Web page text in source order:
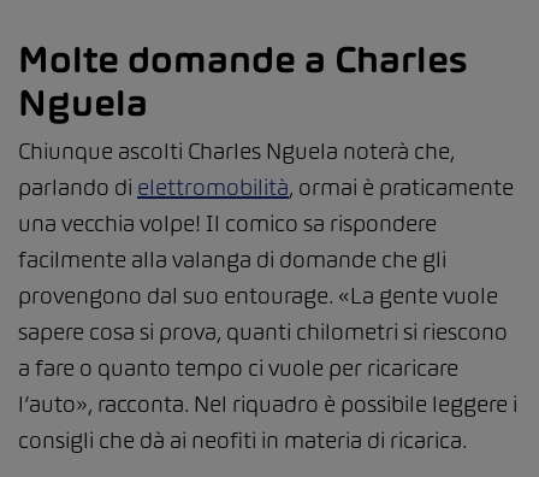
Molte domande a Charles
Nguela
Chiunque ascolti Charles Nguela noterà che,
parlando di elettromobilità, ormai è praticamente
una vecchia volpe! Il comico sa rispondere
facilmente alla valanga di domande che gli
provengono dal suo entourage. «La gente vuole
sapere cosa si prova, quanti chilometri si riescono
a fare o quanto tempo ci vuole per ricaricare
l’auto», racconta. Nel riquadro è possibile leggere i
consigli che dà ai neofiti in materia di ricarica.